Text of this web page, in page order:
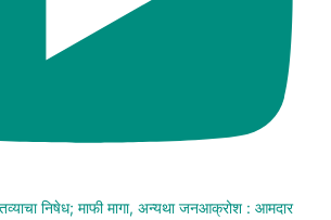
निषेध; माफी मागा, अन्यथा जनआक्रोश : आमदार